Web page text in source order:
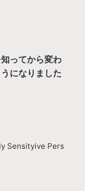
ってから変わ
になりました
Sensityive Pers